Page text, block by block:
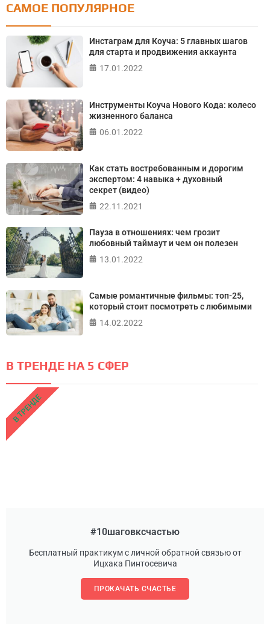
Тест: Как я контролирую свою жизнь?
Онлайн тест на основе шкалы локуса контроля
Джулиана Роттера
САМОЕ ПОПУЛЯРНОЕ
Инстаграм для Коуча: 5 главных шагов
для старта и продвижения аккаунта
17.01.2022
Инструменты Коуча Нового Кода: колесо
жизненного баланса
06.01.2022
Как стать востребованным и дорогим
экспертом: 4 навыка + духовный
секрет (видео)
22.11.2021
Пауза в отношениях: чем грозит
любовный таймаут и чем он полезен
13.01.2022
Самые романтичные фильмы: топ-25,
который стоит посмотреть с любимыми
14.02.2022
В ТРЕНДЕ НА 5 СФЕР
#10шаговксчастью
Бесплатный практикум с личной обратной связью от
Ицхака Пинтосевича
ПРОКАЧАТЬ СЧАСТЬЕ
В ТРЕНДЕ